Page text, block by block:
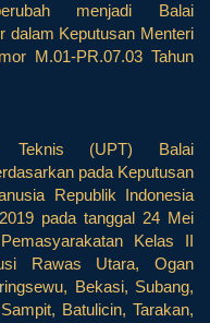
menjadi Balai
dalam Keputusan Menteri
M.01-PR.07.03 Tahun
Teknis (UPT) Balai
pada Keputusan
Republik Indonesia
pada tanggal 24 Mei
Kelas II
Rawas Utara, Ogan
Bekasi, Subang,
Batulicin, Tarakan,